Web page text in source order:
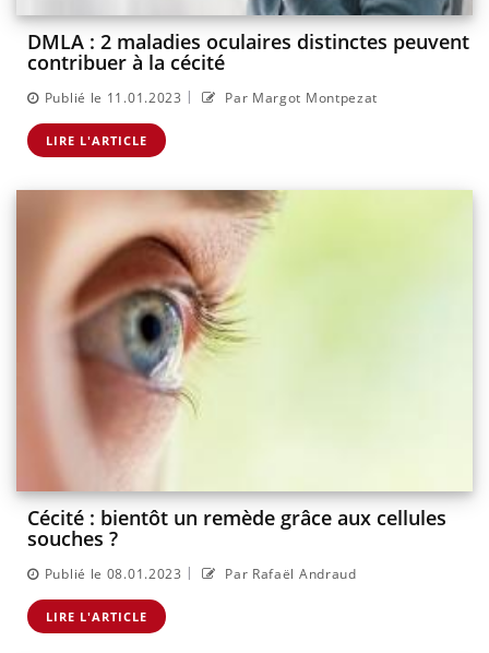
DMLA : 2 maladies oculaires distinctes peuvent
contribuer à la cécité
Publié le 11.01.2023 | Par Margot Montpezat
LIRE L'ARTICLE
Cécité : bientôt un remède grâce aux cellules
souches ?
Publié le 08.01.2023 | Par Rafaël Andraud
LIRE L'ARTICLE